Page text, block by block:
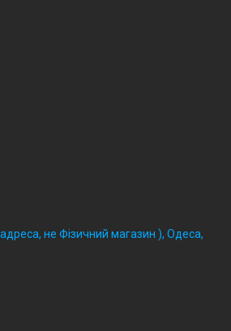
не Фізичний магазин ), Одеса,